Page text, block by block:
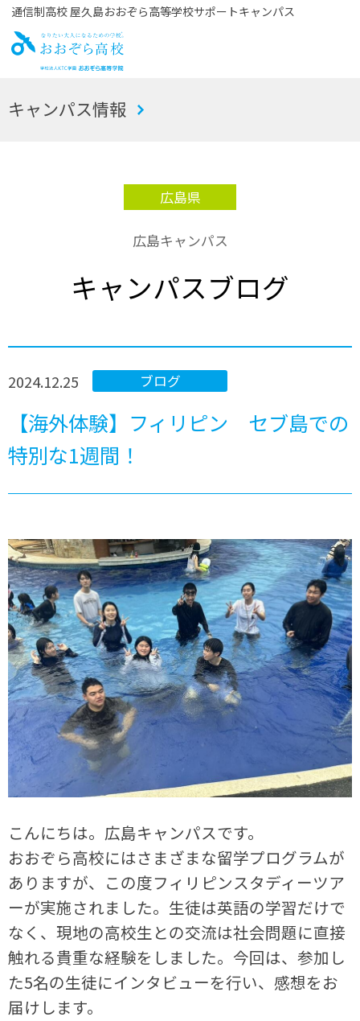
通信制高校 屋久島おおぞら高等学校サポートキャンパス
お
キャンパス情報
広島県
広島キャンパス
キャンパスブログ
ブログ
2024.12.25
【海外体験】フィリピン セブ島での
特別な1週間！
こんにちは。広島キャンパスです。
おおぞら高校にはさまざまな留学プログラムが
ありますが、この度フィリピンスタディーツア
ーが実施されました。生徒は英語の学習だけで
なく、現地の高校生との交流は社会問題に直接
触れる貴重な経験をしました。今回は、参加し
た5名の生徒にインタビューを行い、感想をお
届けします。